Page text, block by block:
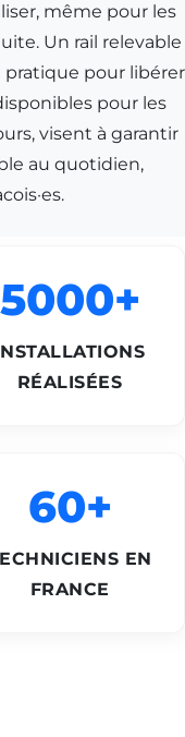
même pour les
Un rail relevable
pour libérer
pour les
visent à garantir
au quotidien,
5000+
RÉALISÉES
60+
EN
FRANCE